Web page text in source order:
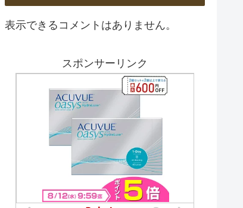
表示できるコメントはありません。
スポンサーリンク